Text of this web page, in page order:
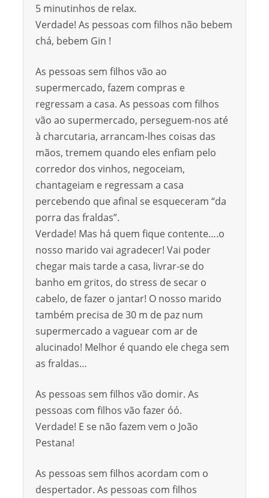
5 minutinhos de relax.
Verdade! As pessoas com filhos não bebem
chá, bebem Gin !
As pessoas sem filhos vão ao
supermercado, fazem compras e
regressam a casa. As pessoas com filhos
vão ao supermercado, perseguem-nos até
à charcutaria, arrancam-lhes coisas das
mãos, tremem quando eles enfiam pelo
corredor dos vinhos, negoceiam,
chantageiam e regressam a casa
percebendo que afinal se esqueceram “da
porra das fraldas”.
Verdade! Mas há quem fique contente….o
nosso marido vai agradecer! Vai poder
chegar mais tarde a casa, livrar-se do
banho em gritos, do stress de secar o
cabelo, de fazer o jantar! O nosso marido
também precisa de 30 m de paz num
supermercado a vaguear com ar de
alucinado! Melhor é quando ele chega sem
as fraldas…
As pessoas sem filhos vão domir. As
pessoas com filhos vão fazer óó.
Verdade! E se não fazem vem o João
Pestana!
As pessoas sem filhos acordam com o
despertador. As pessoas com filhos